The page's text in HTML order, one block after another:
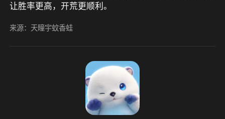
让胜率更高，开荒更顺利。
来源：天瞳宇蚊香蛙